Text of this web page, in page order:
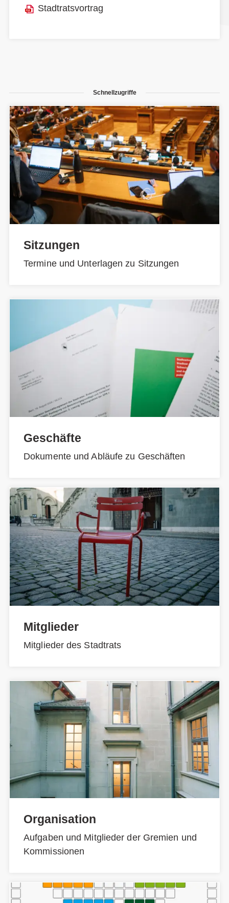
Stadtratsvortrag
Schnellzugriffe
Sitzungen
Termine und Unterlagen zu Sitzungen
Geschäfte
Dokumente und Abläufe zu Geschäften
Mitglieder
Mitglieder des Stadtrats
Organisation
Aufgaben und Mitglieder der Gremien und
Kommissionen